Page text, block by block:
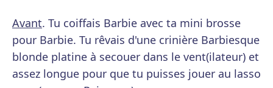
Avant. Tu coiffais Barbie avec ta mini brosse
pour Barbie. Tu rêvais d'une crinière Barbiesque
blonde platine à secouer dans le vent(ilateur) et
assez longue pour que tu puisses jouer au lasso